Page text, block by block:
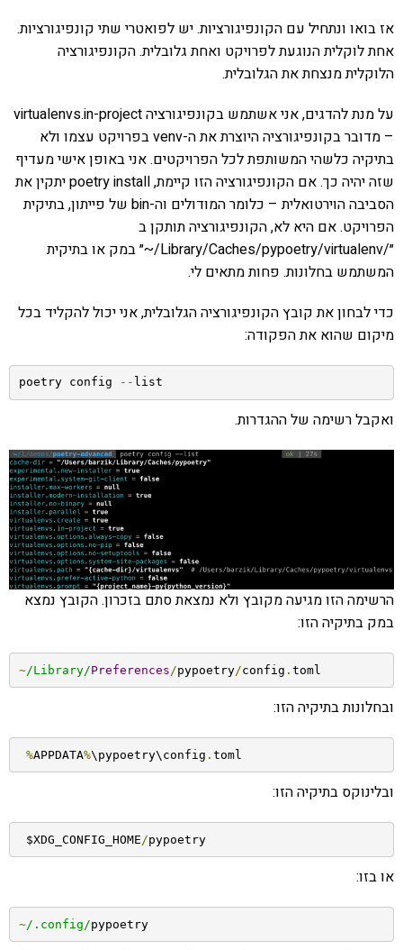
אז בואו ונתחיל עם הקונפיגורציות. יש לפואטרי שתי קונפיגורציות.
אחת לוקלית הנוגעת לפרויקט ואחת גלובלית. הקונפיגורציה
הלוקלית מנצחת את הגלובלית.
על מנת להדגים, אני אשתמש בקונפיגורציה virtualenvs.in-project
– מדובר בקונפיגורציה היוצרת את ה-venv בפרויקט עצמו ולא
בתיקיה כלשהי המשותפת לכל הפרויקטים. אני באופן אישי מעדיף
שזה יהיה כך. אם הקונפיגורציה הזו קיימת, poetry install יתקין את
הסביבה הוירטואלית – כלומר המודולים וה-bin של פייתון, בתיקית
הפרויקט. אם היא לא, הקונפיגורציה תותקן ב
״/Library/Caches/pypoetry/virtualenv/~״ במק או בתיקית
המשתמש בחלונות. פחות מתאים לי.
כדי לבחון את קובץ הקונפיגורציה הגלובלית, אני יכול להקליד בכל
מיקום שהוא את הפקודה:
poetry config -- list
ואקבל רשימה של ההגדרות.
הרשימה הזו מגיעה מקובץ ולא נמצאת סתם בזכרון. הקובץ נמצא
במק בתיקיה הזו:
~/Library/Preferences /pypoetry/config . toml
ובחלונות בתיקיה הזו:
%APPDATA%\pypoetry\config . toml
ובלינוקס בתיקיה הזו:
$XDG_CONFIG_HOME /pypoetry
או בזו:
~/.config/pypoetry